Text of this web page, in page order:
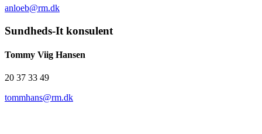
anloeb@rm.dk
Sundheds-It konsulent
Tommy Viig Hansen
20 37 33 49
tommhans@rm.dk